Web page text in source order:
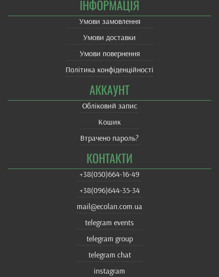
ІНФОРМАЦІЯ
Умови замовлення
Умови доставки
Умови повернення
Політика конфіденційності
АККАУНТ
Обліковий запис
Кошик
Втрачено пароль?
КОНТАКТИ
+38(‎050)664-16-49
+38‎(096)644-35-34
mail@ecolan.com.ua
telegram events
telegram group
telegram chat
instagram